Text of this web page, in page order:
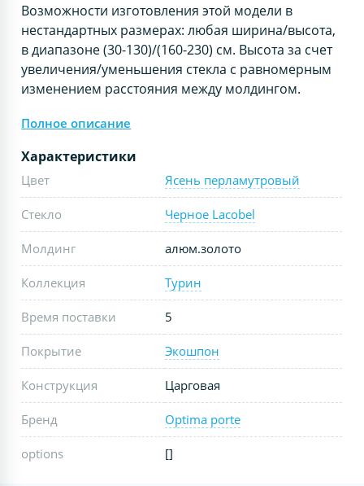
Возможности изготовления этой модели в
нестандартных размерах: любая ширина/высота,
в диапазоне (30-130)/(160-230) см. Высота за счет
увеличения/уменьшения стекла с равномерным
изменением расстояния между молдингом.
Полное описание
Характеристики
Цвет Ясень перламутровый
Стекло Черное Lacobel
Молдинг алюм.золото
Коллекция Турин
Время поставки 5
Покрытие Экошпон
Конструкция Царговая
Бренд Optima porte
options []